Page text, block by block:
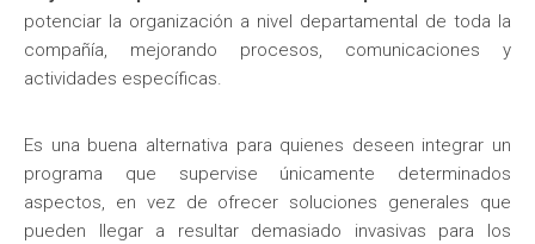
potenciar la organización a nivel departamental de toda la
compañía, mejorando procesos, comunicaciones y
actividades específicas.
Es una buena alternativa para quienes deseen integrar un
programa que supervise únicamente determinados
aspectos, en vez de ofrecer soluciones generales que
pueden llegar a resultar demasiado invasivas para los